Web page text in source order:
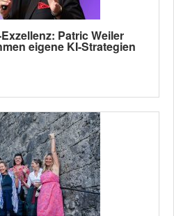
Patric Weiler
eigene KI-Strategien